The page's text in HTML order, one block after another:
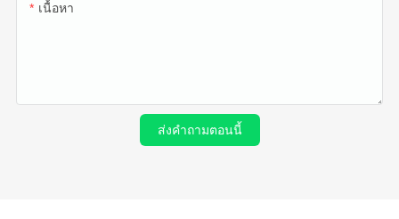
เนื้อหา
ส่งคำถามตอนนี้